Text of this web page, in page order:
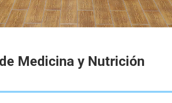
Medicina y Nutrición